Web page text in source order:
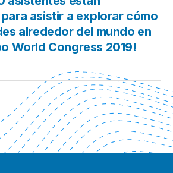
asistir a explorar cómo
alrededor del mundo en
World Congress 2019!